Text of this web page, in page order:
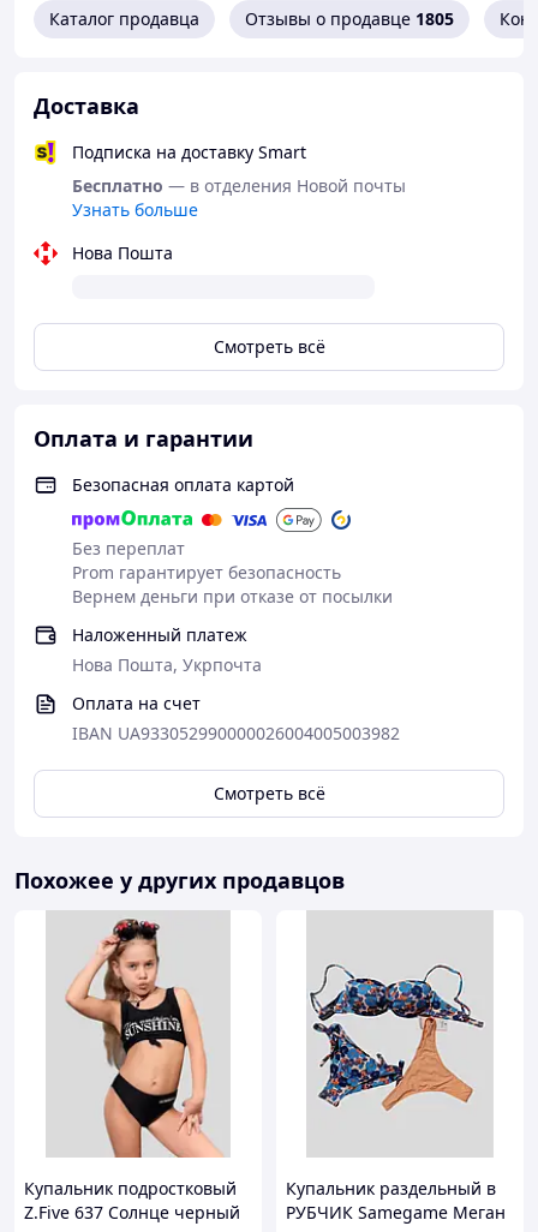
Каталог продавца Отзывы о продавце 1805
Доставка
Подписка на доставку Smart
Бесплатно — в отделения Новой почты
Узнать больше
Нова Пошта
Смотреть всё
Оплата и гарантии
Безопасная оплата картой
Без переплат
Prom гарантирует безопасность
Вернем деньги при отказе от посылки
Наложенный платеж
Нова Пошта, Укрпочта
Оплата на счет
IBAN UA933052990000026004005003982
Смотреть всё
Похожее у других продавцов
Купальник подростковый
Z.Five 637 Солнце черный
Купальник раздельный в
РУБЧИК Samegame Меган